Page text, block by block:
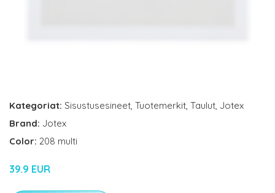
Kategoriat: Sisustusesineet, Tuotemerkit, Taulut, Jotex
Brand: Jotex
Color: 208 multi
39.9 EUR